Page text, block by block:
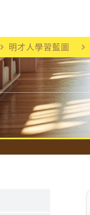
明才人學習藍圖